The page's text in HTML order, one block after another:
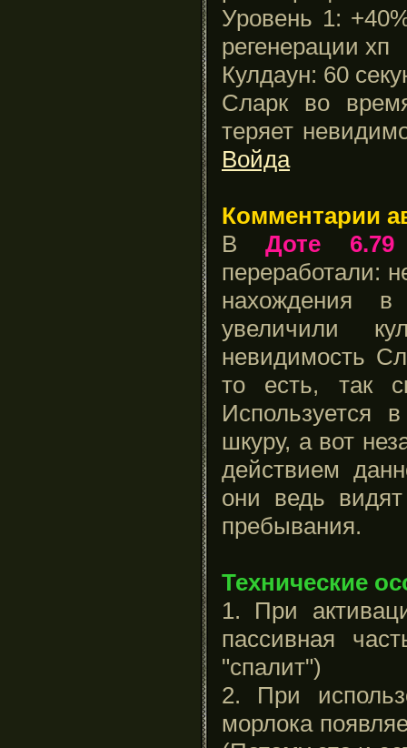
Уровень 1:
регенерации хп
Кулдаун: 60
Сларк во
теряет
Войда
Комментарии
ВДоте 6.79
переработали:
нахождения в
увеличили
невидимость
то есть, так
Используется
шкуру, а вот
действием
они ведь
пребывания.
Технические
1. При
пассивная
"спалит")
2. При
морлока